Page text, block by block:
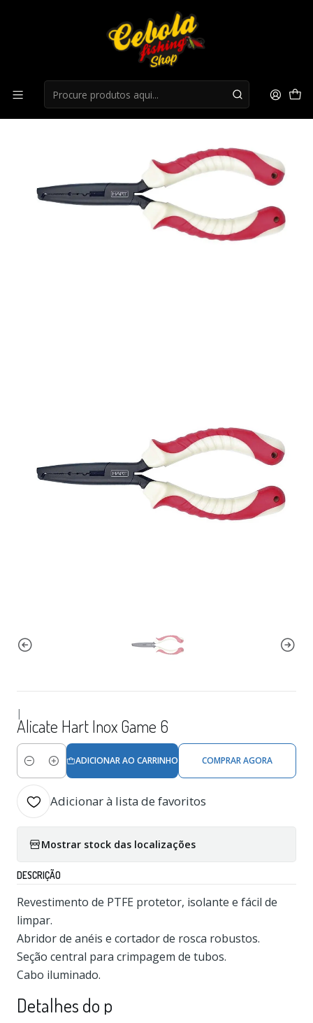
Alicate Hart Inox Game 6
|
Alicate Hart Inox Game 6
Quantidade
ADICIONAR AO CARRINHO COMPRAR AGORA
Adicionar à lista de favoritos
Mostrar stock das localizações
DESCRIÇÃO
Revestimento de PTFE protetor, isolante e fácil de
limpar.
Abridor de anéis e cortador de rosca robustos.
Seção central para crimpagem de tubos.
Cabo iluminado.
Detalhes do p